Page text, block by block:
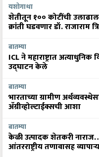
शेतीतून १०० कोटींची
क्रांती घडवणार डॉ. राजाराम
ICL ने महाराष्ट्रात अत्याधुनिक
उद्घाटन केले
भारताच्या ग्रामीण
अ‍ॅग्रीव्होल्टाईक्सची आशा
केळी उत्पादक शेतकरी नाराज…
आंतरराष्ट्रीय तणावासह